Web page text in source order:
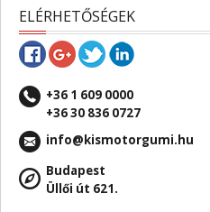
ELÉRHETŐSÉGEK
+36 1 609 0000
+36 30 836 0727
info@kismotorgumi.hu
Budapest
Üllői út 621.